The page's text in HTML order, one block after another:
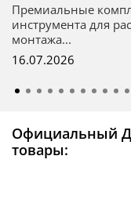
Премиальные
инструмента для
монтажа...
16.07.2026
Официальный
товары: